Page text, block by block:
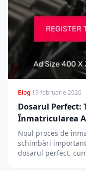
Blog·19 februarie 2026
Dosarul Perfect:
Înmatricularea
Noul proces de
schimbări
dosarul perfect,